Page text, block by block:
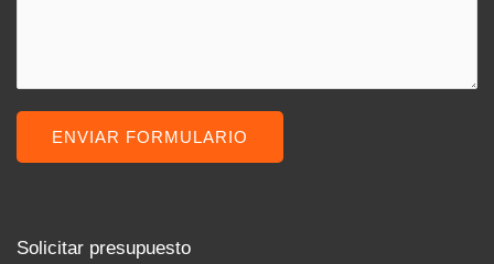
ENVIAR FORMULARIO
Solicitar presupuesto